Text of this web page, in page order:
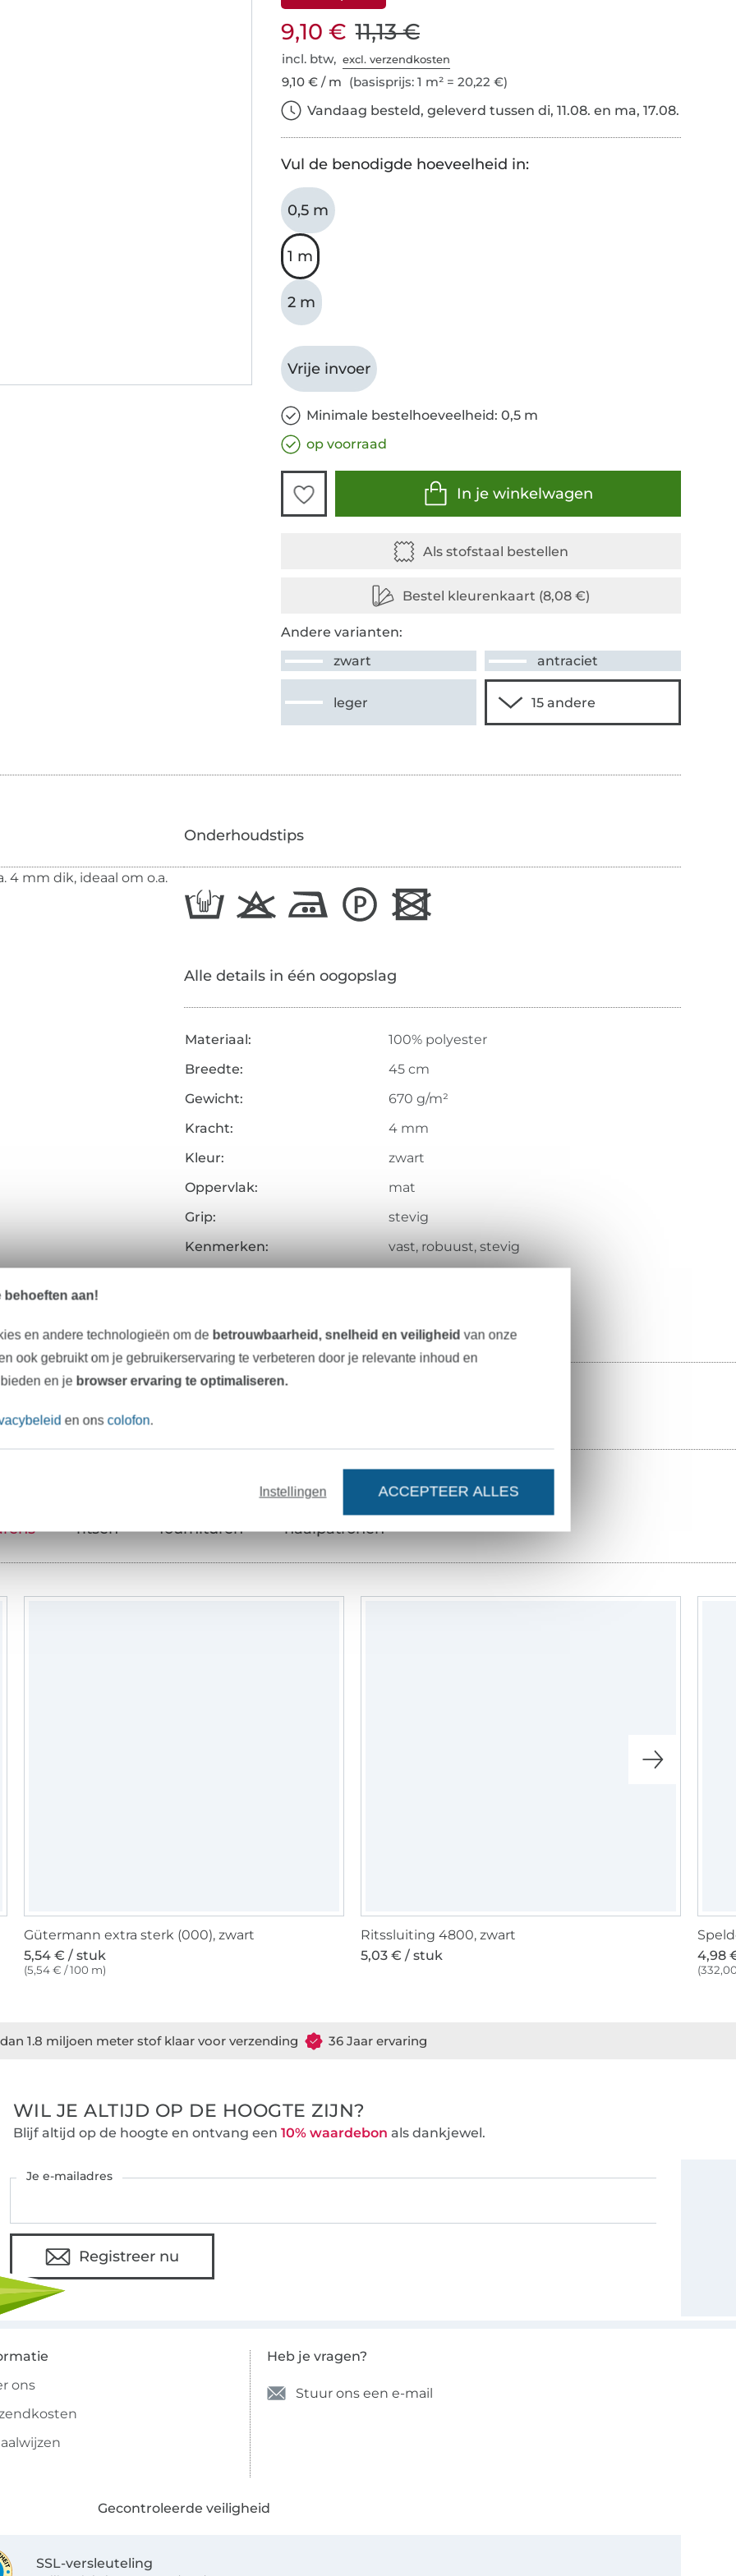
9,10 € 11,13 €
incl. btw,excl. verzendkosten
9,10 € / m (basisprijs: 1 m² = 20,22 €)
Vandaag besteld, geleverd tussen di, 11.08. en ma, 17.08.
Vul de benodigde hoeveelheid in:
0,5 m
1 m
2 m
Vrije invoer
Minimale bestelhoeveelheid: 0,5 m
op voorraad
In je winkelwagen
Andere varianten:
zwart
antraciet
leger
4 mm dik, ideaal om o.a.
Onderhoudstips
Alle details in één oogopslag
Materiaal:
100% polyester
Breedte:
45 cm
Gewicht:
670 g/m²
Kracht:
4 mm
Kleur:
zwart
Oppervlak:
mat
Grip:
stevig
Kenmerken:
vast, robuust, stevig
ritsen fournituren naaipatronen
Gütermann extra sterk (000), zwart
5,54 € / stuk
(5,54 € / 100 m)
Ritssluiting 4800, zwart
5,03 € / stuk
4,98
1.8 miljoen meter stof klaar voor verzending 36 Jaar ervaring
WIL JE ALTIJD OP DE HOOGTE ZIJN?
Blijf altijd op de hoogte en ontvang een 10% waardebon als dankjewel.
Je e-mailadres
Registreer nu
ons
Heb je vragen?
Stuur ons een e-mail
Gecontroleerde veiligheid
SSL-versleuteling
behoeften aan!
en andere technologieën om de betrouwbaarheid, snelheid en veiligheid van onze
ook gebruikt om je gebruikerservaring te verbeteren door je relevante inhoud en
en je browser ervaring te optimaliseren.
en onscolofon.
Instellingen ACCEPTEER ALLES